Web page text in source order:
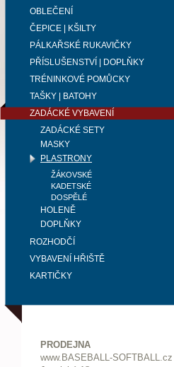
OBLEČENÍ
ČEPICE | KŠILTY
PÁLKAŘSKÉ RUKAVIČKY
PŘÍSLUŠENSTVÍ | DOPLŇKY
TRÉNINKOVÉ POMŮCKY
TAŠKY | BATOHY
ZADÁCKÉ VYBAVENÍ
ZADÁCKÉ SETY
MASKY
PLASTRONY
ŽÁKOVSKÉ
KADETSKÉ
DOSPĚLÉ
HOLENĚ
DOPLŇKY
ROZHODČÍ
VYBAVENÍ HŘIŠTĚ
KARTIČKY
PRODEJNA
www.BASEBALL-SOFTBALL.cz